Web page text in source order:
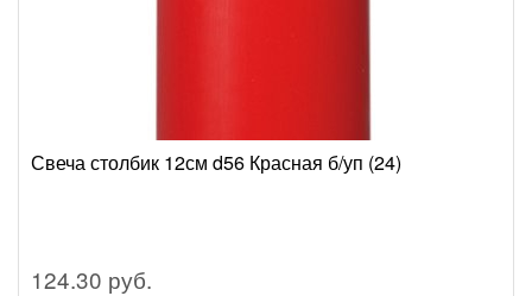
Свеча столбик 12см d56 Красная б/уп (24)
124.30 руб.